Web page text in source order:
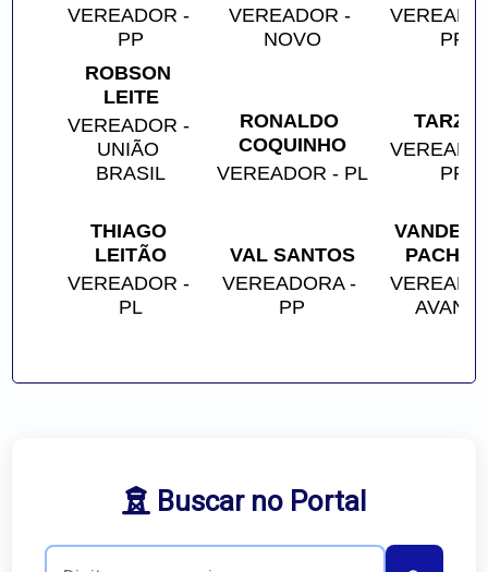
VEREADOR -
PP
VEREADOR -
NOVO
PP
ROBSON
LEITE
VEREADOR -
UNIÃO
BRASIL
RONALDO
COQUINHO
VEREADOR - PL
PP
THIAGO
LEITÃO
VEREADOR -
PL
VAL SANTOS
VEREADORA -
PP
Buscar no Portal